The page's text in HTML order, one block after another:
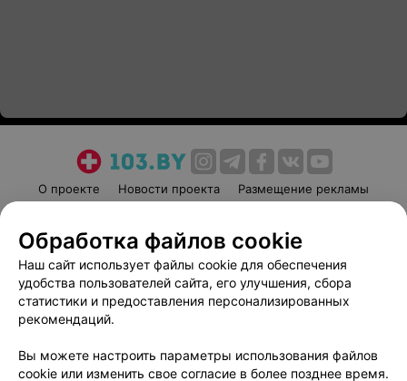
О проекте Новости проекта
Размещение рекламы
Пользовательское соглашение
Способы оплаты
Вакансии
Партнеры
Написать руководителю 103.by
Обработка персональных данных
Обработка файлов cookie
Наш сайт использует файлы cookie для обеспечения
удобства пользователей сайта, его улучшения, сбора
статистики и предоставления персонализированных
рекомендаций.
Вы можете настроить параметры использования файлов
cookie или изменить свое согласие в более позднее время.